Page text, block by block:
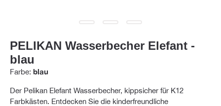
PELIKAN Wasserbecher Elefant -
blau
Farbe: blau
Der Pelikan Elefant Wasserbecher, kippsicher für K12
Farbkästen. Entdecken Sie die kinderfreundliche